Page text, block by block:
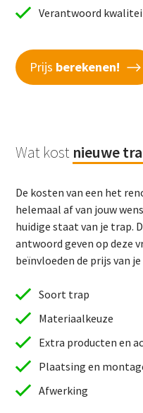
Verantwoord
Prijs berekenen!
Wat kost nieuwe
De kosten van een het
helemaal af van jouw
huidige staat van je trap.
antwoord geven op deze
beïnvloeden de prijs van
Soort trap
Materiaalkeuze
Extra producten en
Plaatsing en
Afwerking